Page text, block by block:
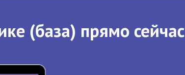
(база) прямо сейчас